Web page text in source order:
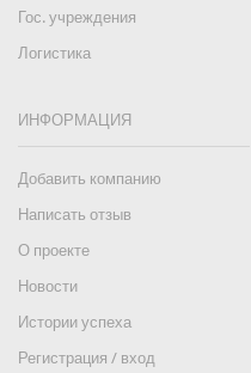
Гос. учреждения
Логистика
ИНФОРМАЦИЯ
Добавить компанию
Написать отзыв
О проекте
Новости
Истории успеха
Регистрация / вход